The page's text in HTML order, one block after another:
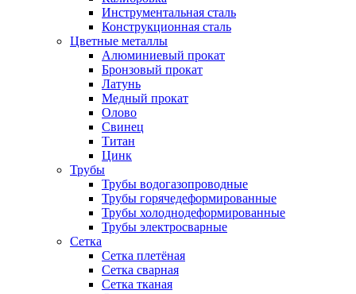
Инструментальная сталь
Конструкционная сталь
Цветные металлы
Алюминиевый прокат
Бронзовый прокат
Латунь
Медный прокат
Олово
Свинец
Титан
Цинк
Трубы
Трубы водогазопроводные
Трубы горячедеформированные
Трубы холоднодеформированные
Трубы электросварные
Сетка
Сетка плетёная
Сетка сварная
Сетка тканая